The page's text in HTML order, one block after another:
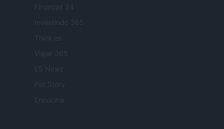
Finanzas 24
Investindo 365
Think.es
Viajar 365
ES Newz
Encocina